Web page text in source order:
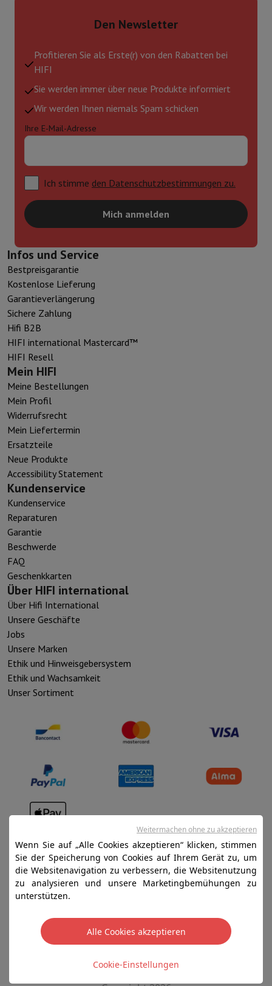
Den Newsletter
Profitieren Sie als Erste(r) von den Rabatten bei
HIFI
Sie werden immer über neue Produkte informiert
Wir werden Ihnen niemals Spam schicken
Ihre E-Mail-Adresse
Ich stimme den Datenschutzbestimmungen zu.
Mich anmelden
Infos und Service
Bestpreisgarantie
Kostenlose Lieferung
Garantieverlängerung
Sichere Zahlung
Hifi B2B
HIFI international Mastercard™
HIFI Resell
Mein HIFI
Meine Bestellungen
Mein Profil
Widerrufsrecht
Mein Liefertermin
Ersatzteile
Neue Produkte
Accessibility Statement
Kundenservice
Kundenservice
Reparaturen
Garantie
Beschwerde
FAQ
Geschenkkarten
Über HIFI international
Über Hifi International
Unsere Geschäfte
Jobs
Unsere Marken
Ethik und Hinweisgebersystem
Ethik und Wachsamkeit
Unser Sortiment
Verkaufsbedingungen
Datenschutz
Disclaimer
SA HIFI international - 2 Rue Läiteschbaach, 5324
Contern, G-D de Luxembourg - 00 128 297/101
TVA LU 190.388.17
Wenn Sie auf „Alle Cookies akzeptieren“ klicken, stimmen
Sie der Speicherung von Cookies auf Ihrem Gerät zu, um
die Websitenavigation zu verbessern, die Websitenutzung
zu analysieren und unsere Marketingbemühungen zu
unterstützen.
Alle Cookies akzeptieren
Cookie-Einstellungen
Weitermachen ohne zu akzeptieren